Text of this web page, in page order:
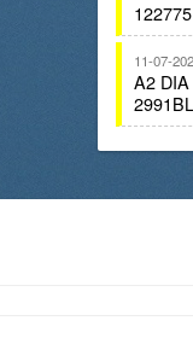
122775
11-07-
A2